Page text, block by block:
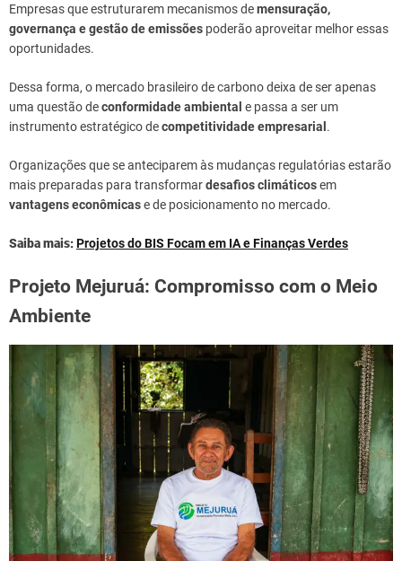
Empresas que estruturarem mecanismos demensuração,
governança e gestão de emissões poderão aproveitar melhor essas
oportunidades.
Dessa forma, o mercado brasileiro de carbono deixa de ser apenas
uma questão deconformidade ambiental e passa a ser um
instrumento estratégico decompetitividade empresarial .
Organizações que se anteciparem às mudanças regulatórias estarão
mais preparadas para transformardesafios climáticosem
vantagens econômicase de posicionamento no mercado.
Saiba mais:Projetos do BIS Focam em IA e Finanças Verdes
Projeto Mejuruá: Compromisso com o Meio
Ambiente